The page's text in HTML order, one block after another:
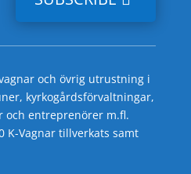
och övrig utrustning i
kyrkogårdsförvaltningar,
och entreprenörer m.fl.
K-Vagnar tillverkats samt